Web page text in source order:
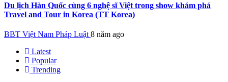
Du lịch Hàn Quốc cùng 6 nghệ sĩ Việt trong show khám phá
Travel and Tour in Korea (TT Korea)
BBT Việt Nam Pháp Luật 8 năm ago
Latest
Popular
Trending